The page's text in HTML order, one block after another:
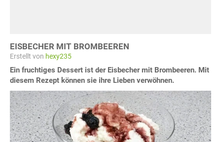
EISBECHER MIT BROMBEEREN
Erstellt von hexy235
Ein fruchtiges Dessert ist der Eisbecher mit Brombeeren. Mit
diesem Rezept können sie ihre Lieben verwöhnen.